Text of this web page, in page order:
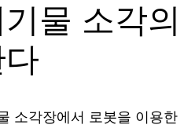
물 소각의
소각장에서 로봇을 이용한